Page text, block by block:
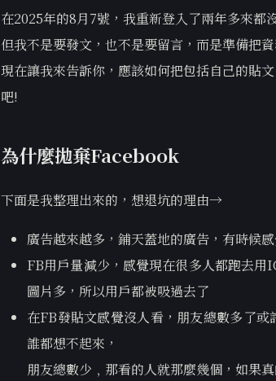
在2025年的8月7號，我重新登入了兩年多來都
但我不是要發文，也不是要留言，而是準備把
現在讓我來告訴你，應該如何把包括自己的貼
吧!
為什麼拋棄Facebook
下面是我整理出來的，想退坑的理由→
廣告越來越多，鋪天蓋地的廣告，有時候
FB用戶量減少，感覺現在很多人都跑去
圖片多，所以用戶都被吸過去了
在FB發貼文感覺沒人看，朋友總數多了
誰都想不起來，
朋友總數少﹐那看的人就那麼幾個，如果